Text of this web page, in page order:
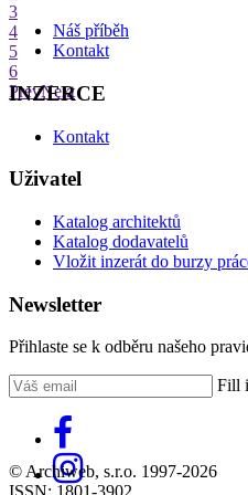
3
4
5
6
PrevNext
Náš příběh
Kontakt
INZERCE
Kontakt
Uživatel
Katalog architektů
Katalog dodavatelů
Vložit inzerát do burzy
Newsletter
Přihlaste se k odběru našeho
Fill
© Archiweb, s.r.o. 1997-2026